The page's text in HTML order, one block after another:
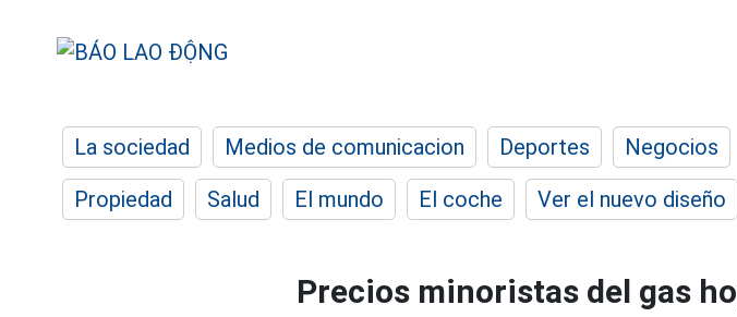
La sociedad Medios de comunicacion Deportes Negocios
Propiedad
Salud El mundo El coche Ver el nuevo diseño
Precios minoristas del gas